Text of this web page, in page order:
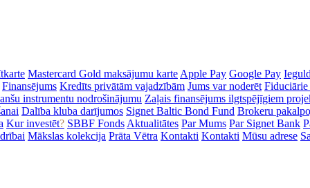
Mastercard Gold maksājumu karte Apple Pay Google Pay
Finansējums Kredīts privātām vajadzībām Jums var noderēt
instrumentu nodrošinājumu Zaļais finansējums ilgtspējīgiem
Dalība kluba darījumos Signet Baltic Bond Fund Brokeru
Kur investēt? SBBF Fonds Aktualitātes Par Mums Par Signet Bank
Mākslas kolekcija Prāta Vētra Kontakti Kontakti Mūsu adrese